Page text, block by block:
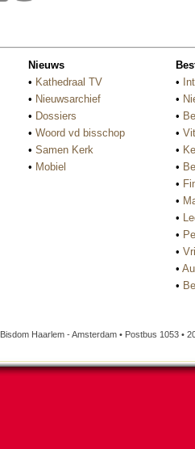
Nieuws
• Kathedraal TV
• Nieuwsarchief
• Dossiers
• Woord vd bisschop
• Samen Kerk
• Mobiel
•
•
•
•
•
•
•
•
•
•
•
•
•
Bisdom Haarlem - Amsterdam • Postbus 1053 •